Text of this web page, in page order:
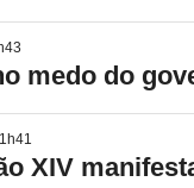
medo do
XIV